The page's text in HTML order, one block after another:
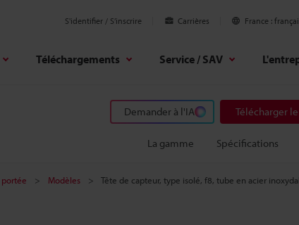
S'identifier / S’inscrire Carrières France
Téléchargements Service / SAV
Demander à l'IA Télécharger
La gamme Spécifications
Modèles Tête de capteur, type isolé, f8, tube en acier